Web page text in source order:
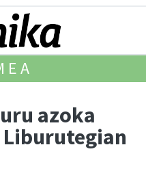
azoka